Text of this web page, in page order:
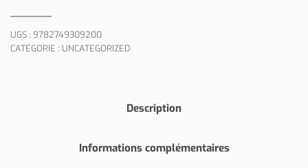
UGS : 9782749309200
CATÉGORIE : UNCATEGORIZED
Description
Informations complémentaires